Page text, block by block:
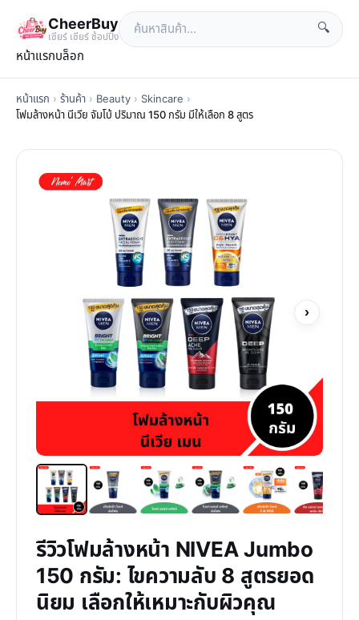
CheerBuy
เซียร์ เซียร์ ช้อปปิ้ง
🔍
หน้าแรกบล็อก
หน้าแรก › ร้านค้า › Beauty › Skincare ›
โฟมล้างหน้า นีเวีย จัมโบ้ ปริมาณ 150 กรัม มีให้เลือก 8 สูตร
›
รีวิวโฟมล้างหน้า NIVEA Jumbo
150 กรัม: ไขความลับ 8 สูตรยอด
นิยม เลือกให้เหมาะกับผิวคุณ